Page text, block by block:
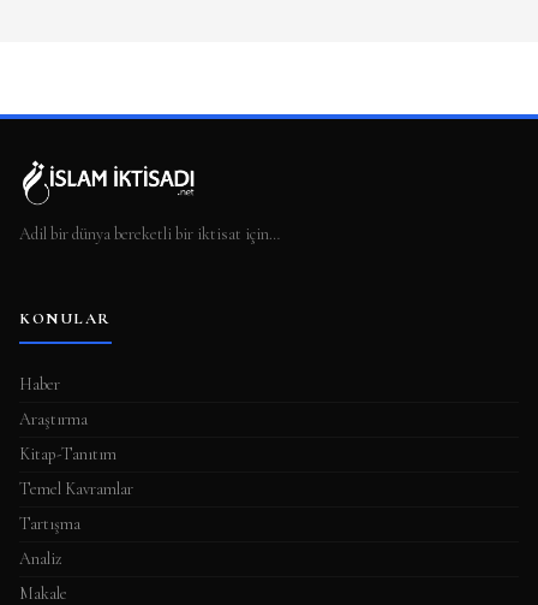
Adil bir dünya bereketli bir iktisat için…
KONULAR
Haber
Araştırma
Kitap-Tanıtım
Temel Kavramlar
Tartışma
Analiz
Makale